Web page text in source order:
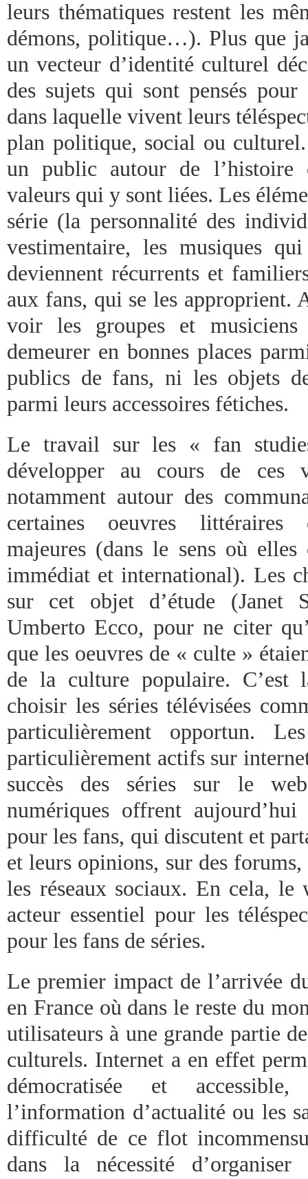
leurs thématiques restent les
démons, politique…). Plus que
un vecteur d’identité culturel
des sujets qui sont pensés
dans laquelle vivent leurs
plan politique, social ou
un public autour de l’histoire
valeurs qui y sont liées. Les
série (la personnalité des
vestimentaire, les musiques
deviennent récurrents et
aux fans, qui se les approprient.
voir les groupes et musiciens
demeurer en bonnes places
publics de fans, ni les objets
parmi leurs accessoires fétiches.
Le travail sur les « fan
développer au cours de ces
notamment autour des
certaines oeuvres littéraires
majeures (dans le sens où
immédiat et international). Les
sur cet objet d’étude (Janet
Umberto Ecco, pour ne citer
que les oeuvres de « culte »
de la culture populaire. C’est
choisir les séries télévisées
particulièrement opportun.
particulièrement actifs sur
succès des séries sur le
numériques offrent
pour les fans, qui discutent et
et leurs opinions, sur des
les réseaux sociaux. En cela, le
acteur essentiel pour les
pour les fans de séries.
Le premier impact de l’arrivée
en France où dans le reste du
utilisateurs à une grande partie
culturels. Internet a en effet
démocratisée et
l’information d’actualité ou les
difficulté de ce flot
dans la nécessité